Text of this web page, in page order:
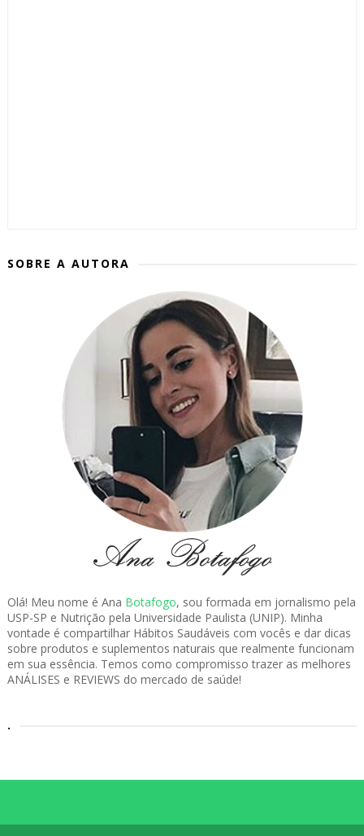
SOBRE A AUTORA
Olá! Meu nome é Ana Botafogo, sou formada em jornalismo pela
USP-SP e Nutrição pela Universidade Paulista (UNIP). Minha
vontade é compartilhar Hábitos Saudáveis com vocês e dar dicas
sobre produtos e suplementos naturais que realmente funcionam
em sua essência. Temos como compromisso trazer as melhores
ANÁLISES e REVIEWS do mercado de saúde!
.